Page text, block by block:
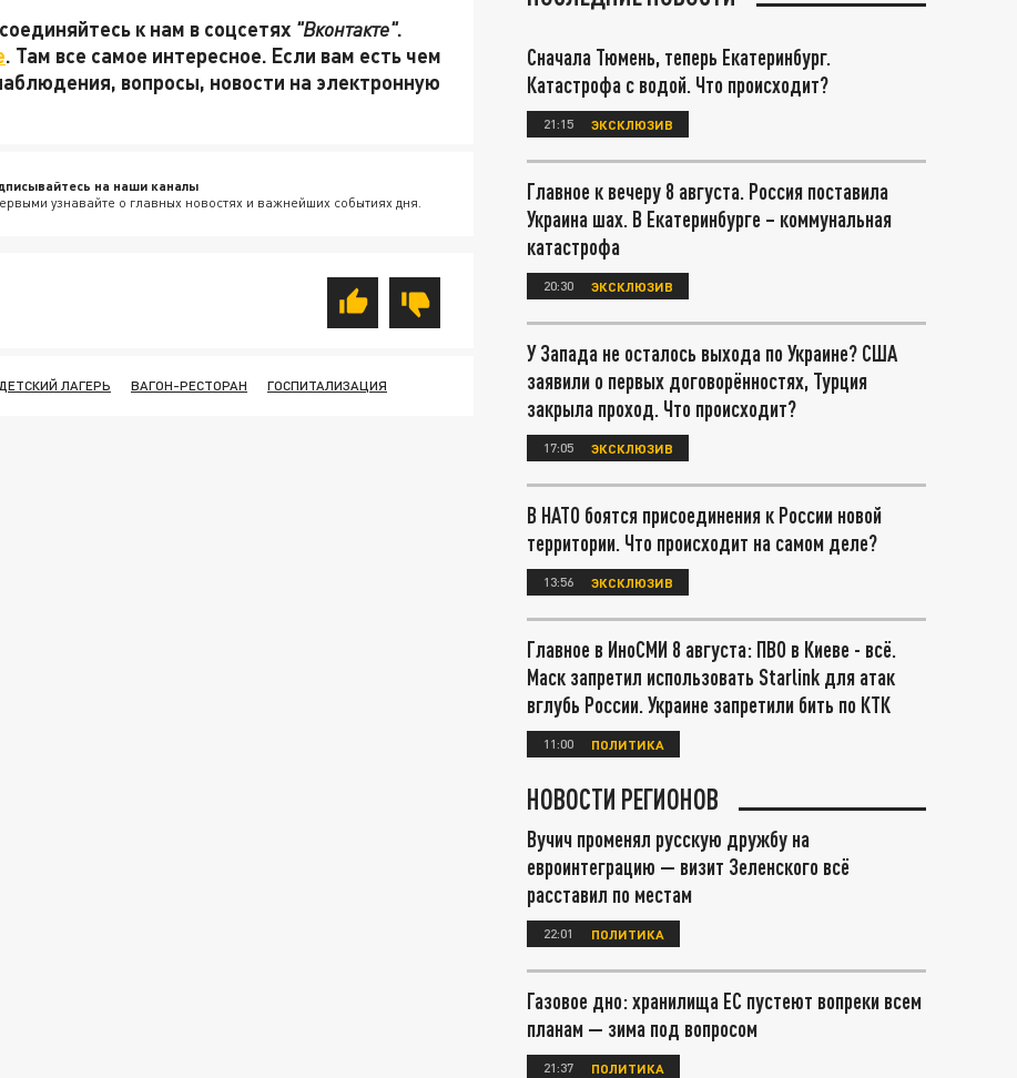
к нам в соцсетях "Вконтакте".
. Там все самое интересное. Если вам есть чем
вопросы, новости на электронную
на наши каналы
узнавайте о главных новостях и важнейших событиях дня.
ЛАГЕРЬ ВАГОН-РЕСТОРАН ГОСПИТАЛИЗАЦИЯ
Сначала Тюмень, теперь Екатеринбург.
Катастрофа с водой. Что происходит?
21:15 ЭКСКЛЮЗИВ
Главное к вечеру 8 августа. Россия поставила
Украина шах. В Екатеринбурге – коммунальная
катастрофа
20:30 ЭКСКЛЮЗИВ
У Запада не осталось выхода по Украине? США
заявили о первых договорённостях, Турция
закрыла проход. Что происходит?
17:05 ЭКСКЛЮЗИВ
В НАТО боятся присоединения к России новой
территории. Что происходит на самом деле?
13:56 ЭКСКЛЮЗИВ
Главное в ИноСМИ 8 августа: ПВО в Киеве - всё.
Маск запретил использовать Starlink для атак
вглубь России. Украине запретили бить по КТК
11:00 ПОЛИТИКА
НОВОСТИ РЕГИОНОВ
Вучич променял русскую дружбу на
евроинтеграцию — визит Зеленского всё
расставил по местам
22:01 ПОЛИТИКА
Газовое дно: хранилища ЕС пустеют вопреки всем
планам — зима под вопросом
21:37 ПОЛИТИКА